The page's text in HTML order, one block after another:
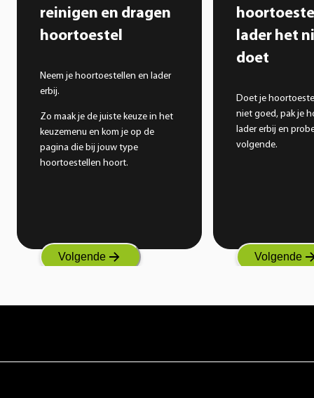
reinigen en dragen
hoortoestel
Neem je hoortoestellen en lader
erbij.
Zo maak je de juiste keuze in het
keuzemenu en kom je op de
pagina die bij jouw type
hoortoestellen hoort.
Volgende
lader het
doet
Doet je
niet goed, pak je
lader erbij en
volgende.
Volgende